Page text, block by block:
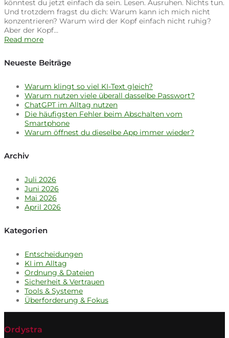
könntest du jetzt einfach da sein. Lesen. Ausruhen. Nichts tun.
Und trotzdem fragst du dich: Warum kann ich mich nicht
konzentrieren? Warum wird der Kopf einfach nicht ruhig?
Aber der Kopf…
Read more
Neueste Beiträge
Warum klingt so viel KI-Text gleich?
Warum nutzen viele überall dasselbe Passwort?
ChatGPT im Alltag nutzen
Die häufigsten Fehler beim Abschalten vom
Smartphone
Warum öffnest du dieselbe App immer wieder?
Archiv
Juli 2026
Juni 2026
Mai 2026
April 2026
Kategorien
Entscheidungen
KI im Alltag
Ordnung & Dateien
Sicherheit & Vertrauen
Tools & Systeme
Überforderung & Fokus
Ordystra